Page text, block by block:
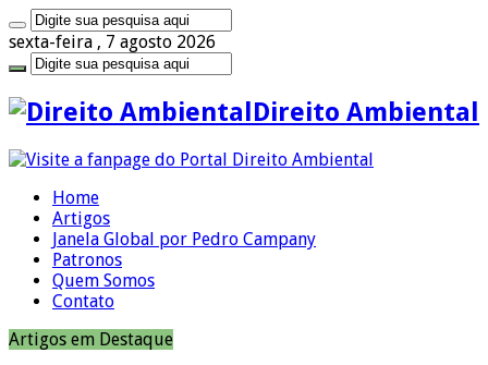
sexta-feira , 7 agosto 2026
Direito Ambiental
Home
Artigos
Janela Global por Pedro Campany
Patronos
Quem Somos
Contato
Artigos em Destaque